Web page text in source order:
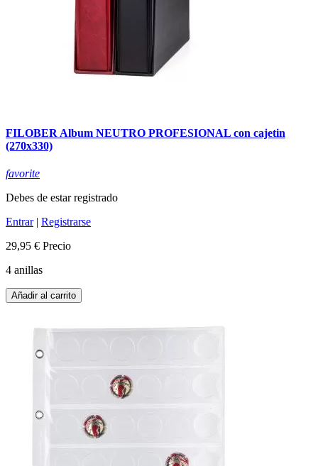
FILOBER Album NEUTRO PROFESIONAL con cajetin
(270x330)
favorite
Debes de estar registrado
Entrar| Registrarse
29,95 € Precio
4 anillas
Añadir al carrito